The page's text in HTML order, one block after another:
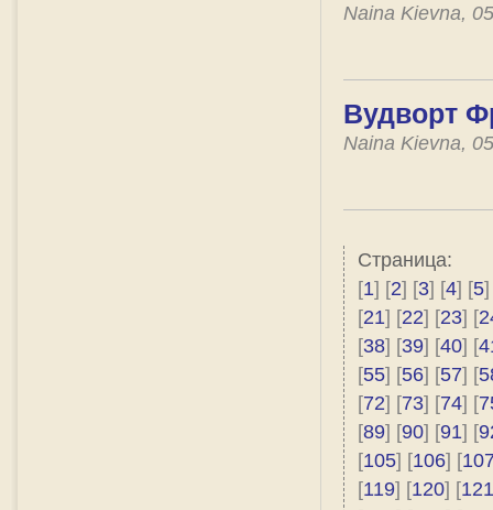
Naina Kievna,
Вудворт
Naina Kievna,
Страница:
[1] [2] [3] [4] [5]
[21] [22] [23] [
[38] [39] [40] [
[55] [56] [57] [
[72] [73] [74] [
[89] [90] [91] [
[105] [106] [
[119] [120] [121